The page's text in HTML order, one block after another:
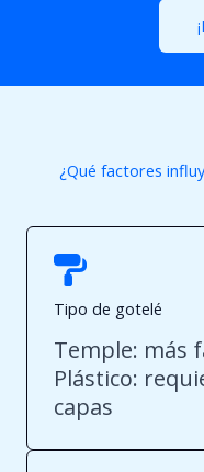
¿Qué factores
Tipo de gotelé
Temple: más
Plástico:
capas